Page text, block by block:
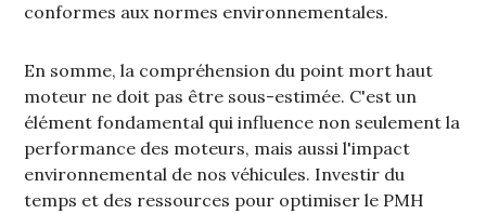
conformes aux normes environnementales.
En somme‚ la compréhension du point mort haut
moteur ne doit pas être sous-estimée. C'est un
élément fondamental qui influence non seulement la
performance des moteurs‚ mais aussi l'impact
environnemental de nos véhicules. Investir du
temps et des ressources pour optimiser le PMH